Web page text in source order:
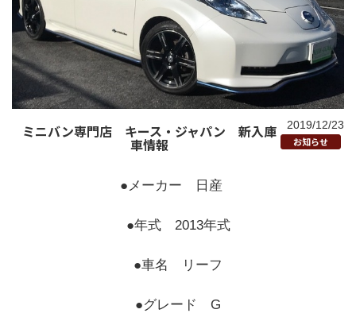
ミニバン専門店 キース・ジャパン 新入庫
車情報
2019/12/23
お知らせ
●メーカー 日産
●年式 2013年式
●車名 リーフ
●グレード G